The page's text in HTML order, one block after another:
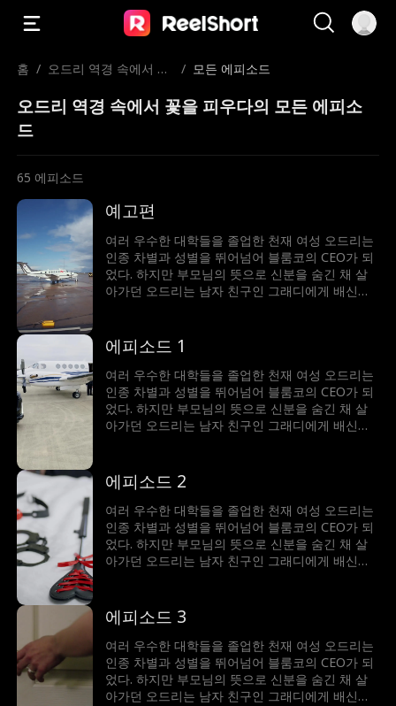
홈 / 오드리 역경 속에서 꽃
/ 모든 에피소드
오드리 역경 속에서 꽃을 피우다의 모든 에피소
드
65 에피소드
예고편
여러 우수한 대학들을 졸업한 천재 여성 오드리는
인종 차별과 성별을 뛰어넘어 블룸코의 CEO가 되
었다. 하지만 부모님의 뜻으로 신분을 숨긴 채 살
아가던 오드리는 남자 친구인 그래디에게 배신을
움을 받아 위기를 피하고, 언제나 적으로만 생각했
던 말로우의 진심을 알게 되면서 함께 어려움을 헤
쳐나가게 된다
에피소드 1
여러 우수한 대학들을 졸업한 천재 여성 오드리는
인종 차별과 성별을 뛰어넘어 블룸코의 CEO가 되
었다. 하지만 부모님의 뜻으로 신분을 숨긴 채 살
아가던 오드리는 남자 친구인 그래디에게 배신을
움을 받아 위기를 피하고, 언제나 적으로만 생각했
던 말로우의 진심을 알게 되면서 함께 어려움을 헤
쳐나가게 된다
에피소드 2
여러 우수한 대학들을 졸업한 천재 여성 오드리는
인종 차별과 성별을 뛰어넘어 블룸코의 CEO가 되
었다. 하지만 부모님의 뜻으로 신분을 숨긴 채 살
아가던 오드리는 남자 친구인 그래디에게 배신을
움을 받아 위기를 피하고, 언제나 적으로만 생각했
던 말로우의 진심을 알게 되면서 함께 어려움을 헤
쳐나가게 된다
에피소드 3
여러 우수한 대학들을 졸업한 천재 여성 오드리는
인종 차별과 성별을 뛰어넘어 블룸코의 CEO가 되
었다. 하지만 부모님의 뜻으로 신분을 숨긴 채 살
아가던 오드리는 남자 친구인 그래디에게 배신을